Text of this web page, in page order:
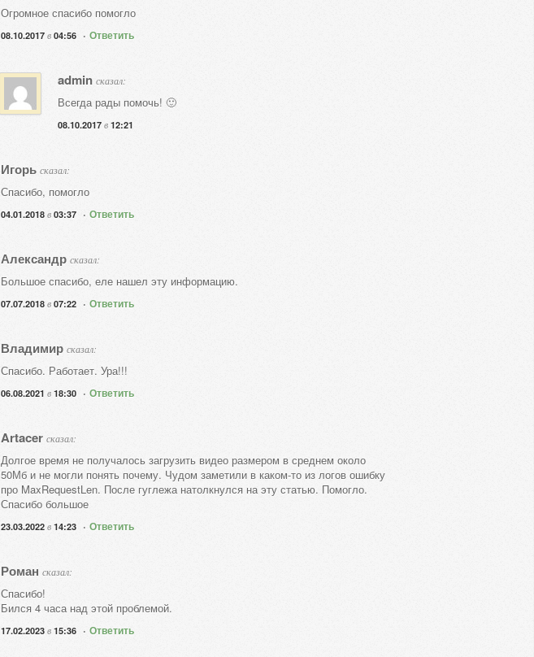
Огромное спасибо помогло
08.10.2017 в 04:56 · Ответить
admin сказал:
Всегда рады помочь! 🙂
08.10.2017 в 12:21
Игорь сказал:
Спасибо, помогло
04.01.2018 в 03:37 · Ответить
Александр сказал:
Большое спасибо, еле нашел эту информацию.
07.07.2018 в 07:22 · Ответить
Владимир сказал:
Спасибо. Работает. Ура!!!
06.08.2021 в 18:30 · Ответить
Artacer сказал:
Долгое время не получалось загрузить видео размером в среднем около
50Мб и не могли понять почему. Чудом заметили в каком-то из логов ошибку
про MaxRequestLen. После гуглежа натолкнулся на эту статью. Помогло.
Спасибо большое
23.03.2022 в 14:23 · Ответить
Роман сказал:
Спасибо!
Бился 4 часа над этой проблемой.
17.02.2023 в 15:36 · Ответить